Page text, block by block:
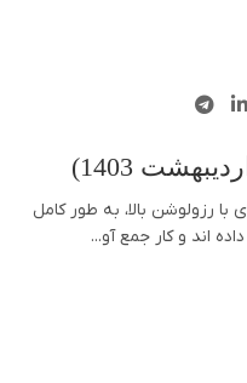
1403)
رزولوشن بالا، به طور کامل
اند و کار جمع آو...